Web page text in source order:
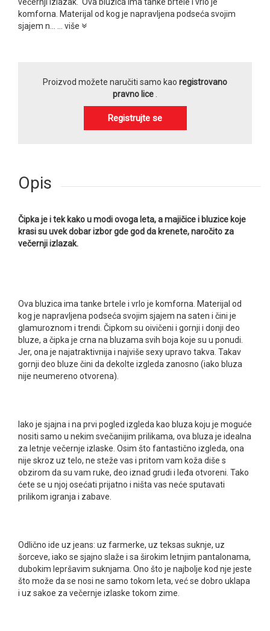
komforna. Materijal od kog je napravljena podseća svojim
sjajem n...
... više
Proizvod možete naručiti samo kao registrovano
pravno lice
Registrujte se
Opis
Čipka je i tek kako u modi ovoga leta, a majičice i bluzice koje
krasi su uvek dobar izbor gde god da krenete, naročito za
večernji izlazak.
Ova bluzica ima tanke brtele i vrlo je komforna. Materijal od
kog je napravljena podseća svojim sjajem na saten i čini je
glamuroznom i trendi. Čipkom su oivičeni i gornji i donji deo
bluze, a čipka je crna na bluzama svih boja koje su u ponudi.
Jer, ona je najatraktivnija i najviše sexy upravo takva. Takav
gornji deo bluze čini da dekolte izgleda zanosno (iako bluza
nije neumereno otvorena).
Iako je sjajna i na prvi pogled izgleda kao bluza koju je moguće
nositi samo u nekim svečanijim prilikama, ova bluza je idealna
za letnje večernje izlaske. Osim što fantastično izgleda, ona
nije skroz uz telo, ne steže vas i pritom vam koža diše s
obzirom da su vam ruke, deo iznad grudi i leđa otvoreni. Tako
ćete se u njoj osećati prijatno i ništa vas neće sputavati
prilikom igranja i zabave.
Odlično ide uz jeans: uz farmerke, uz teksas suknje, uz
šorceve, iako se sjajno slaže i sa širokim letnjim pantalonama,
dubokim lepršavim suknjama. Ono što je najbolje kod nje jeste
što može da se nosi ne samo tokom leta, već se dobro uklapa
i uz sakoe za večernje izlaske tokom zime.